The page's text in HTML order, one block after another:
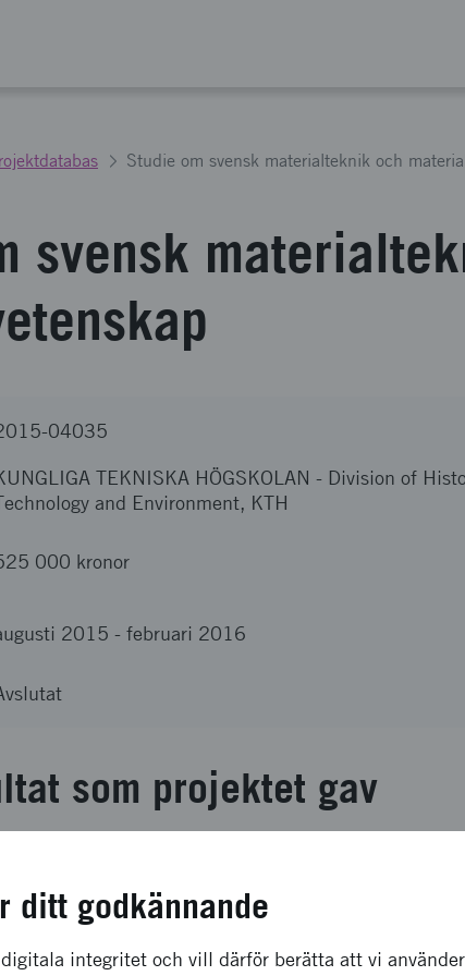
Studie om svensk materialteknik och
svensk
04035
TEKNISKA HÖGSKOLAN - Division of
and Environment, KTH
000 kronor
2015 - februari 2016
som projektet gav
och fasta tillstånd: Materialvetenskapens
ditt godkännande
integritet och vill därför berätta att vi